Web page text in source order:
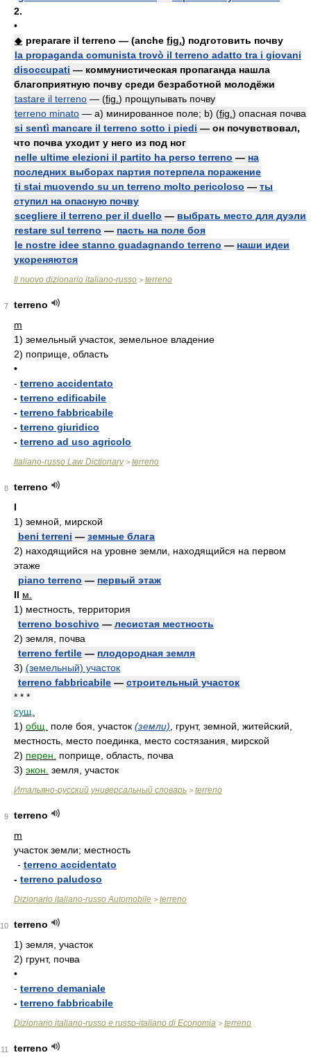
2.
•
◆ preparare il terreno — (anche fig.) подготовить почву
la propaganda comunista trovò il terreno adatto tra i giovani
disoccupati — коммунистическая пропаганда нашла
благоприятную почву среди безработной молодёжи
tastare il terreno — (fig. ) прощупывать почву
terreno minato — a) минированное поле; b) (fig. ) опасная почва
si sentì mancare il terreno sotto i piedi — он почувствовал,
что почва уходит у него из под ног
nelle ultime elezioni il partito ha perso terreno — на
последних выборах партия потерпела поражение
ti stai muovendo su un terreno molto pericoloso — ты
ступил на опасную почву
scegliere il terreno per il duello — выбрать место для дуэли
restare sul terreno — пасть на поле боя
le nostre idee stanno guadagnando terreno — наши идеи
укореняются
Il nuovo dizionario italiano-russo > terreno
7
terreno
m
1) земельный участок, земельное владение
2) поприще, область
•
- terreno accidentato
- terreno edificabile
- terreno fabbricabile
- terreno giuridico
- terreno ad uso agricolo
Italiano-russo Law Dictionary> terreno
8
terreno
I
1) земной, мирской
beni terreni — земные блага
2) находящийся на уровне земли, находящийся на первом
этаже
piano terreno — первый этаж
II м.
1) местность, территория
terreno boschivo — лесистая местность
2) земля, почва
terreno fertile — плодородная земля
3) (земельный) участок
terreno fabbricabile — строительный участок
* * *
сущ.
1) общ. поле боя, участок (земли) , грунт, земной, житейский,
местность, место поединка, место состязания, мирской
2) перен.
поприще, область, почва
3) экон. земля, участок
Итальяно-русский универсальный словарь > terreno
9
terreno
m
участок земли; местность
- terreno accidentato
- terreno paludoso
Dizionario italiano-russo Automobile > terreno
10
terreno
1) земля, участок
2) грунт, почва
•
- terreno demaniale
- terreno fabbricabile
Dizionario italiano-russo e russo-italiano di Economia > terreno
11
terreno